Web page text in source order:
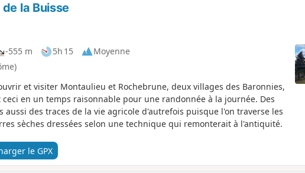
la Buisse
-555 m 5h 15
Moyenne
et visiter Montaulieu et Rochebrune, deux villages des Baronnies,
en un temps raisonnable pour une randonnée à la journée. Des
aussi des traces de la vie agricole d'autrefois puisque l'on traverse les
sèches dressées selon une technique qui remonterait à l'antiquité.
le GPX